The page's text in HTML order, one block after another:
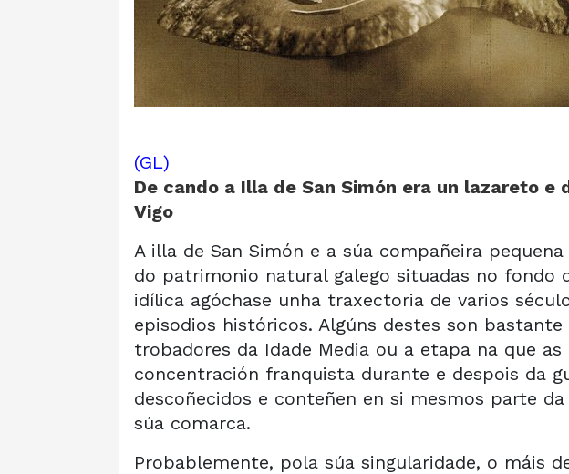
(GL)
De cando a Illa de San Simón era un lazareto
Vigo
A illa de San Simón e a súa compañeira
do patrimonio natural galego situadas no fondo
idílica agóchase unha traxectoria de varios
episodios históricos. Algúns destes son
trobadores da Idade Media ou a etapa na que
concentración franquista durante e despois da
descoñecidos e conteñen en si mesmos parte
súa comarca.
Probablemente, pola súa singularidade, o máis